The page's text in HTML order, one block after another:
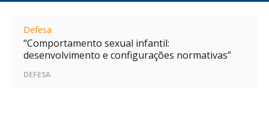
Defesa
“Comportamento sexual infantil:
desenvolvimento e configurações normativas”
DEFESA